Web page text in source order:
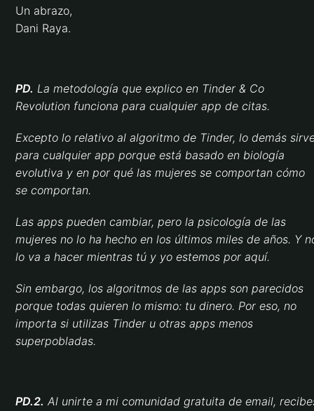
Un abrazo,
Dani Raya.
PD. La metodología que explico en Tinder & Co
Revolution funciona para cualquier app de citas.
Excepto lo relativo al algoritmo de Tinder, lo demás
para cualquier app porque está basado en biología
evolutiva y en por qué las mujeres se comportan cómo
se comportan.
Las apps pueden cambiar, pero la psicología de las
mujeres no lo ha hecho en los últimos miles de años. Y
lo va a hacer mientras tú y yo estemos por aquí.
Sin embargo, los algoritmos de las apps son parecidos
porque todas quieren lo mismo: tu dinero. Por eso, no
importa si utilizas Tinder u otras apps menos
superpobladas.
PD.2. Al unirte a mi comunidad gratuita de email,